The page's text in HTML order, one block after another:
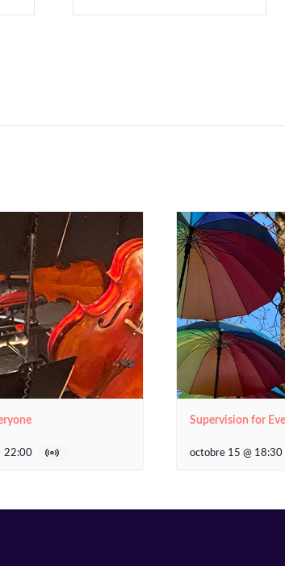
22:00
Supervision for
octobre 15 @ 18:30